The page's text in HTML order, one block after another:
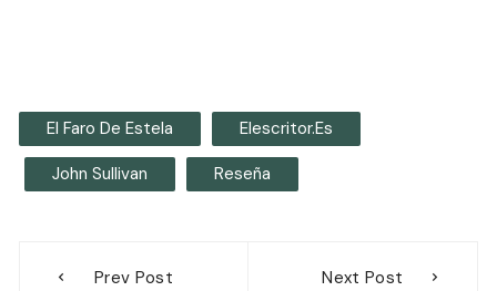
El Faro De Estela Elescritor.es
John Sullivan Reseña
Prev Post Next Post